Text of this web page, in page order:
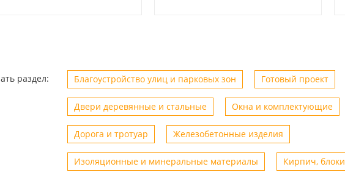
раздел: Благоустройство улиц и парковых зон Готовый проект
Двери деревянные и стальные Окна и комплектующие
Дорога и тротуар Железобетонные изделия
Изоляционные и минеральные материалы Кирпич, блоки